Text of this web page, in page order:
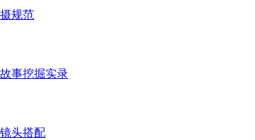
规范
事挖掘实录
头搭配